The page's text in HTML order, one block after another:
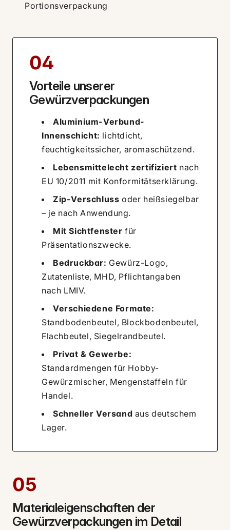
Portionsverpackung
04
Vorteile unserer
Gewürzverpackungen
Aluminium-Verbund-
Innenschicht: lichtdicht,
feuchtigkeitssicher, aromaschützend.
Lebensmittelecht zertifiziert nach
EU 10/2011 mit Konformitätserklärung.
Zip-Verschluss oder heißsiegelbar
– je nach Anwendung.
Mit Sichtfenster für
Präsentationszwecke.
Bedruckbar: Gewürz-Logo,
Zutatenliste, MHD, Pflichtangaben
nach LMIV.
Verschiedene Formate:
Standbodenbeutel, Blockbodenbeutel,
Flachbeutel, Siegelrandbeutel.
Privat & Gewerbe:
Standardmengen für Hobby-
Gewürzmischer, Mengenstaffeln für
Handel.
Schneller Versand aus deutschem
Lager.
05
Materialeigenschaften der
Gewürzverpackungen im Detail